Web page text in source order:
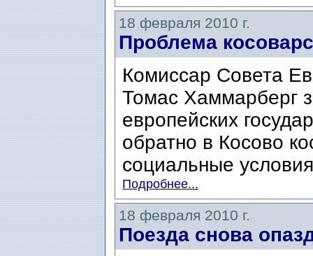
18 февраля 2010 г.
Проблема
Комиссар Совета
Томас Хаммарберг
европейских
обратно в Косово
социальные
Подробнее...
18 февраля 2010 г.
Поезда снова